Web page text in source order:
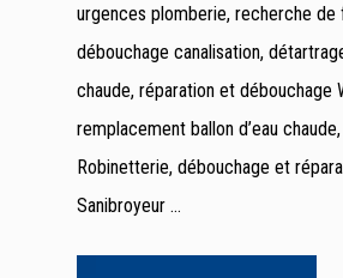
urgences plomberie, recherche de
débouchage canalisation,
chaude, réparation et débouchage
remplacement ballon d’eau
Robinetterie, débouchage et
Sanibroyeur …